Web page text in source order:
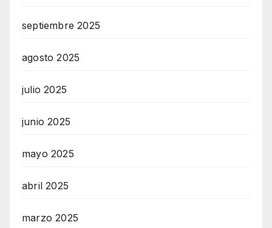
septiembre 2025
agosto 2025
julio 2025
junio 2025
mayo 2025
abril 2025
marzo 2025